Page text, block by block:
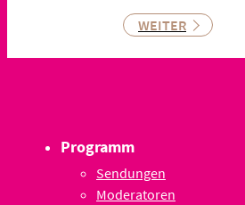
WEITER
Programm
Sendungen
Moderatoren